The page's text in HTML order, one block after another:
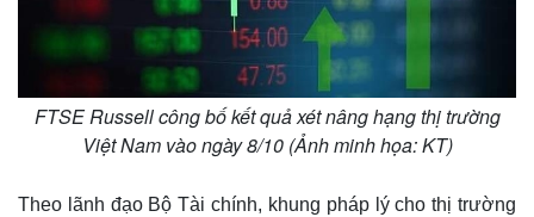
FTSE Russell công bố kết quả xét nâng hạng thị trường
Việt Nam vào ngày 8/10 (Ảnh minh họa: KT)
Theo lãnh đạo Bộ Tài chính, khung pháp lý cho thị trường